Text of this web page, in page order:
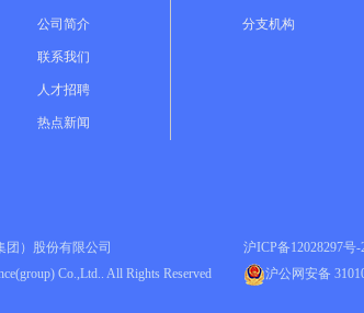
公司简介
联系我们
人才招聘
热点新闻
分支机构
）股份有限公司
Co.,Ltd.. All Rights Reserved
沪ICP备12028297号-
沪公网安备